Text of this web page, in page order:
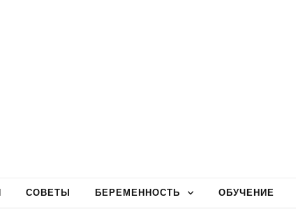
СОВЕТЫ БЕРЕМЕННОСТЬ ОБУЧЕНИЕ